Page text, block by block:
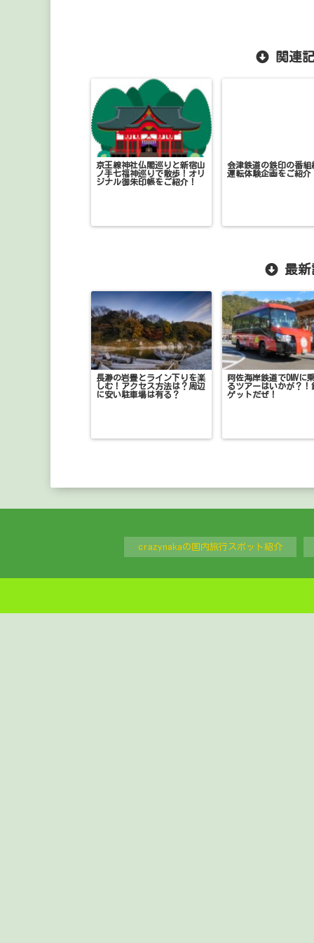
関連
京王線神社仏閣巡りと新宿山
ノ手七福神巡りで散歩！オリ
ジナル御朱印帳をご紹介！
会津鉄道の鉄印の番組
運転体験企画をご紹介
最
長瀞の岩畳とライン下りを楽
しむ！アクセス方法は？周辺
に安い駐車場は有る？
阿佐海岸鉄道でDMVに
るツアーはいかが？！
ゲットだぜ！
crazynakaの国内旅行スポット紹介